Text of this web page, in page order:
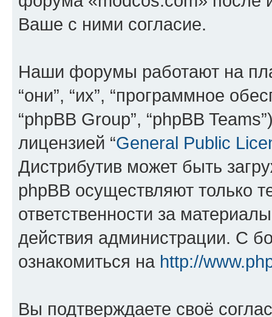
Ваше с ними согласие.
Наши форумы работают на
“они”, “их”, “программное
“phpBB Group”, “phpBB
лицензией “General Public
Дистрибутив может быть
phpBB осуществляют только
ответственности за
действия администрации. С
ознакомиться на http://
Вы подтверждаете своё